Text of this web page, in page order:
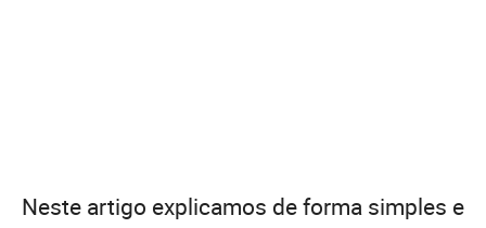
Neste artigo explicamos de forma simples e